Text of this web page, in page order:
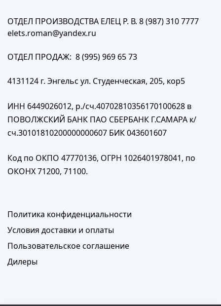
ОТДЕЛ ПРОИЗВОДСТВА ЕЛЕЦ Р. В. 8 (987) 310 7777
elets.roman@yandex.ru
ОТДЕЛ ПРОДАЖ: 8 (995) 969 65 73
4131124 г. Энгельс ул. Студенческая, 205, кор5
ИНН 6449026012, р./сч.40702810356170100628 в
ПОВОЛЖСКИЙ БАНК ПАО СБЕРБАНК Г.САМАРА к/
сч.30101810200000000607 БИК 043601607
Код по ОКПО 47770136, ОГРН 1026401978041, по
ОКОНХ 71200, 71100.
Политика конфиденциальности
Условия доставки и оплаты
Пользовательское соглашение
Дилеры